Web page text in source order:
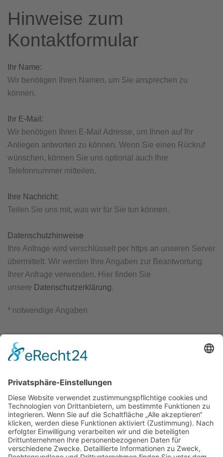
Hinweise zum
Kontaktformular
Ihr Name:
Wir benötigen Ihren Namen, um Sie ansprechen zu
können.
Ihr E-Mail:
Wir benötigen Ihren E-Mail Adresse, um Ihnen auf Ihr
Anliegen antworten zu können. Wenn Sie einen Rückruf
wünschen, können Sie uns optional auch Ihre
Telefonnummer mitteilen.
Ihre Nachricht:
Teilen Sie uns mit, was wir für Sie tun können.
Datenschutzhinweise
Ihre Anfrage wird verschlüsselt per https an unseren Server
übermittelt. Wir werden Ihre Angaben zur Beantwortung
Ihrer Anfrage verwenden. Hier finden Sie
unsere Datenschutzerklärung.
* notwendige Angaben
Florian Firefighters Humanitarian
Aid e.V.
56254 Moselkern